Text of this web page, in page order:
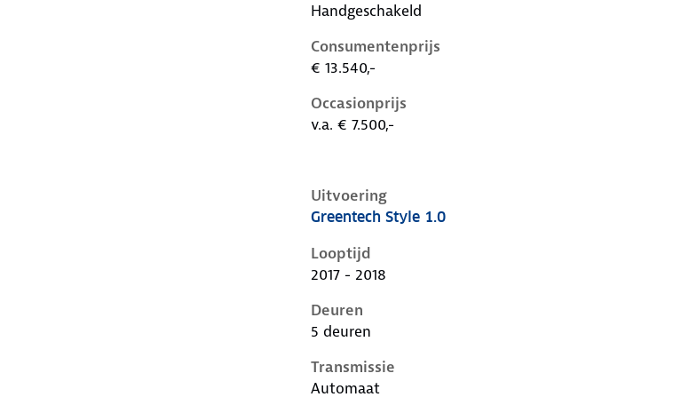
Handgeschakeld
Consumentenprijs
€ 13.540,-
Occasionprijs
v.a. € 7.500,-
Uitvoering
Skoda Citigo i-1e-facelift, 1.0, 44 kW, Benzine, 5 deuren
Greentech Style 1.0
Looptijd
2017 - 2018
Deuren
5 deuren
Transmissie
Automaat